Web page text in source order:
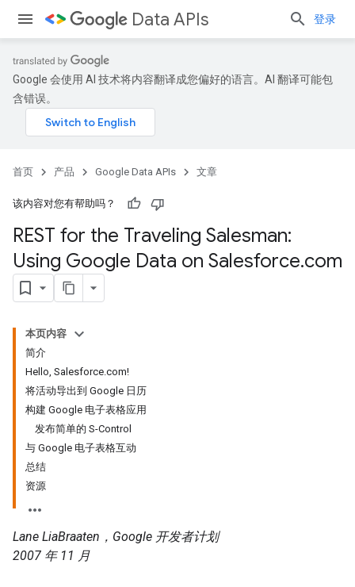
Data APIs 登录
Google 会使用 AI 技术将内容翻译成您偏好的语言。AI 翻译可能包
含错误。
首页 产品 Google Data APIs 文章
该内容对您有帮助吗？
REST for the Traveling Salesman:
Using Google Data on Salesforce.com
本页内容
简介
Hello, Salesforce.com!
将活动导出到 Google 日历
构建 Google 电子表格应用
发布简单的 S-Control
与 Google 电子表格互动
总结
资源
Lane LiaBraaten，Google 开发者计划
2007 年 11 月